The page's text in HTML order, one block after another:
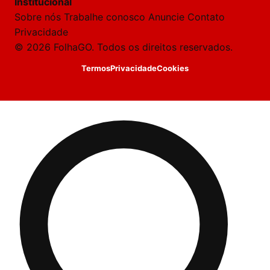
Laura
Oi!
👋
Boa
jornalista
Letícia
acabou
de
cobrir
essa
matéria
Sobre nós Trabalhe conosco Anuncie Contato
Privacidade
© 2026 FolhaGO. Todos os direitos reservados.
TermosPrivacidadeCookies